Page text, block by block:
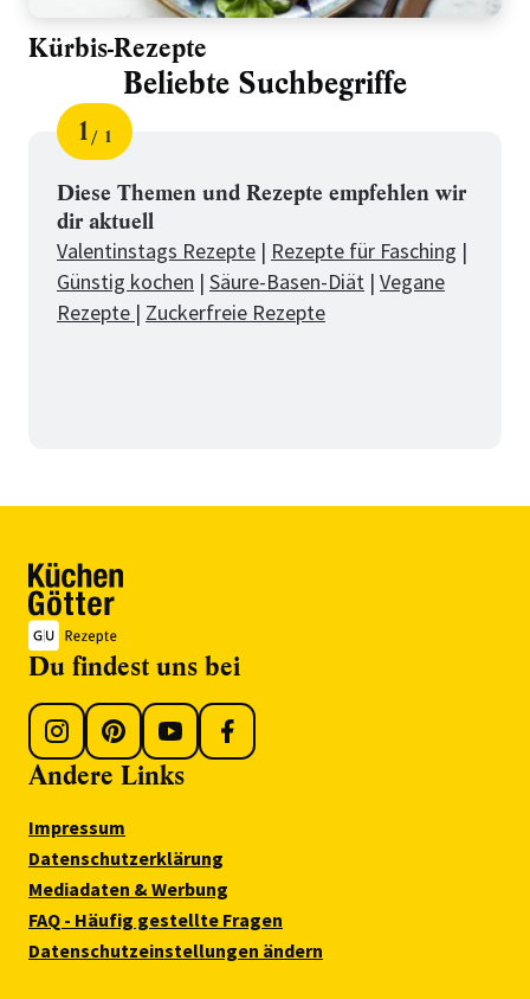
Kürbis-Rezepte
Beliebte Suchbegriffe
Schritt
1
von
1
für
Beliebte
Suchbegriffe
Diese Themen und Rezepte empfehlen wir
dir aktuell
Valentinstags Rezepte | Rezepte für Fasching |
Günstig kochen | Säure-Basen-Diät | Vegane
Rezepte | Zuckerfreie Rezepte
Du findest uns bei
Andere Links
Impressum
Datenschutzerklärung
Mediadaten & Werbung
FAQ - Häufig gestellte Fragen
Datenschutzeinstellungen ändern